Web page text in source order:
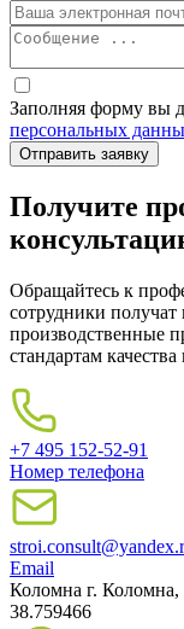
Заполняя форму вы
персональных
Получите
Обращайтесь к
сотрудники
производственные
стандартам
+7 495 152-52-91
Номер телефона
Email
Коломна г.
38.759466